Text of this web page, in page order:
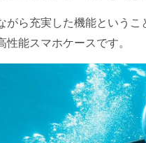
がら充実した機能というこ
性能スマホケースです。